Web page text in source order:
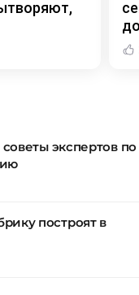
экспертов по
построят в